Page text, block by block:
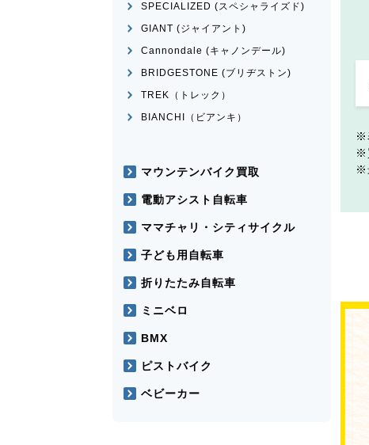
SPECIALIZED (スペシャライズド)
GIANT (ジャイアント)
Cannondale (キャノンデール)
BRIDGESTONE (ブリヂストン)
TREK（トレック）
BIANCHI（ビアンキ）
マウンテンバイク買取
電動アシスト自転車
ママチャリ・シティサイクル
子ども用自転車
折りたたみ自転車
ミニベロ
BMX
ピストバイク
ベビーカー